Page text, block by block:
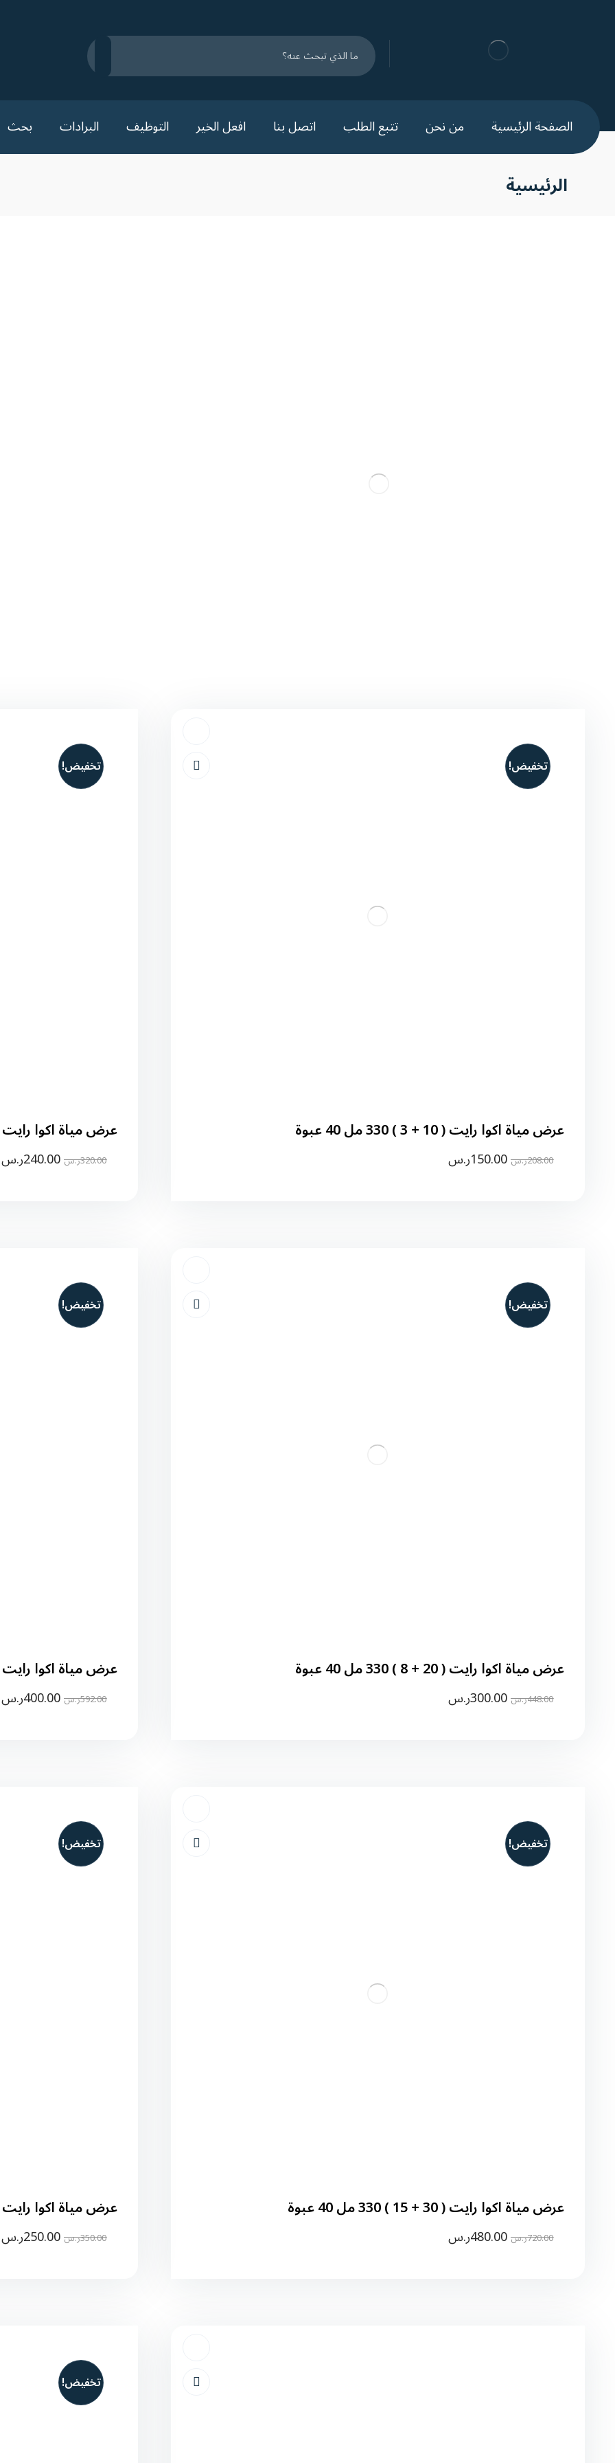
الصفحة الرئيسية من نحن تتبع الطلب اتصل بنا افعل الخير التوظيف البرادات بحث
الرئيسية
تخفيض!
عرض مياة اكوا رايت ( 10 + 3 ) 330 مل 40 عبوة
208.00ر.س 150.00ر.س
تخفيض!
عرض مياة اكوا رايت ( 15 + 6 ) 330 مل 40
320.00ر.س 240.00ر.س
تخفيض!
عرض مياة اكوا رايت ( 20 + 8 ) 330 مل 40 عبوة
448.00ر.س 300.00ر.س
تخفيض!
عرض مياة اكوا رايت ( 25 + 12 ) 330 مل 40
592.00ر.س 400.00ر.س
تخفيض!
عرض مياة اكوا رايت ( 30 + 15 ) 330 مل 40 عبوة
720.00ر.س 480.00ر.س
تخفيض!
عرض مياة اكوا رايت للمساجد ( 50
350.00ر.س 250.00ر.س
تخفيض!